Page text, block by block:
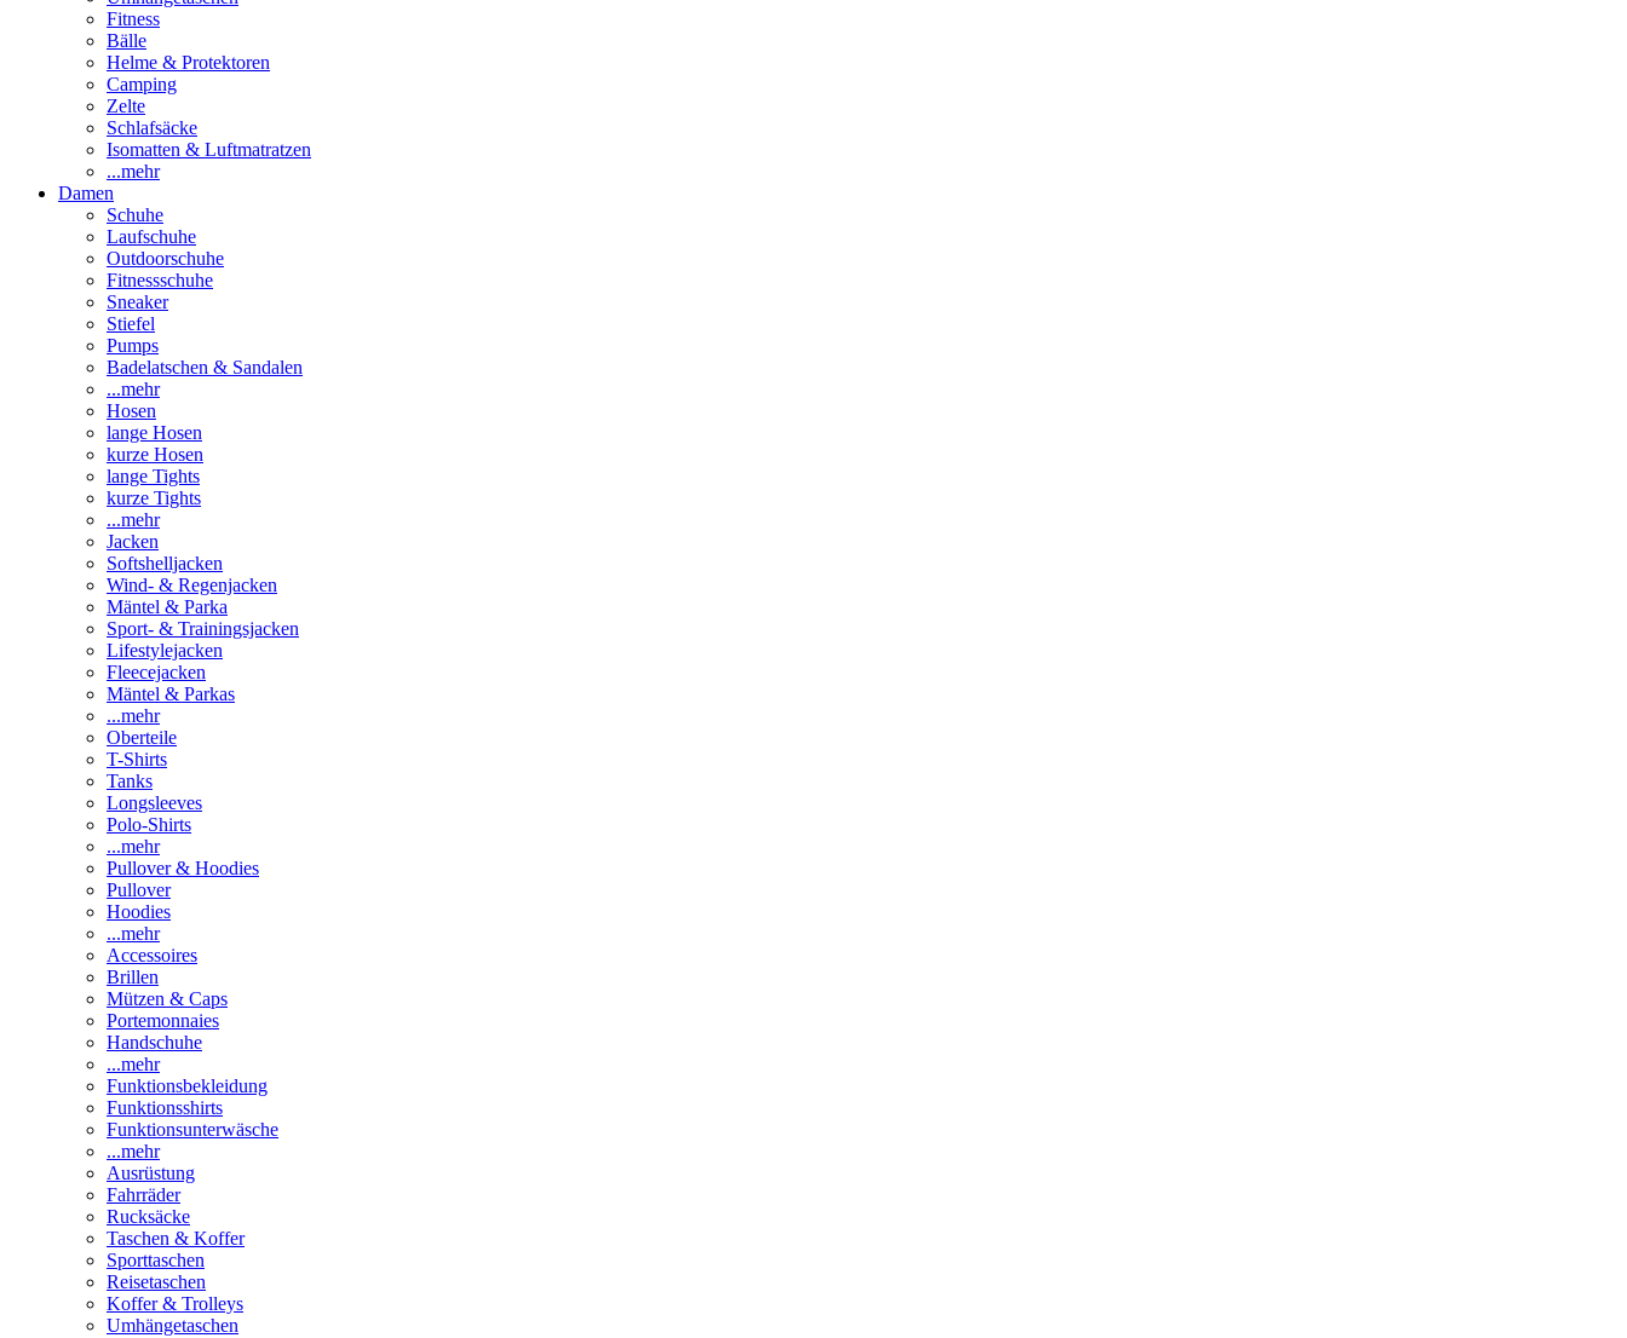
Fitness
Bälle
Helme & Protektoren
Camping
Zelte
Schlafsäcke
Isomatten & Luftmatratzen
...mehr
Damen
Schuhe
Laufschuhe
Outdoorschuhe
Fitnessschuhe
Sneaker
Stiefel
Pumps
Badelatschen & Sandalen
...mehr
Hosen
lange Hosen
kurze Hosen
lange Tights
kurze Tights
...mehr
Jacken
Softshelljacken
Wind- & Regenjacken
Mäntel & Parka
Sport- & Trainingsjacken
Lifestylejacken
Fleecejacken
Mäntel & Parkas
...mehr
Oberteile
T-Shirts
Tanks
Longsleeves
Polo-Shirts
...mehr
Pullover & Hoodies
Pullover
Hoodies
...mehr
Accessoires
Brillen
Mützen & Caps
Portemonnaies
Handschuhe
...mehr
Funktionsbekleidung
Funktionsshirts
Funktionsunterwäsche
...mehr
Ausrüstung
Fahrräder
Rucksäcke
Taschen & Koffer
Sporttaschen
Reisetaschen
Koffer & Trolleys
Umhängetaschen